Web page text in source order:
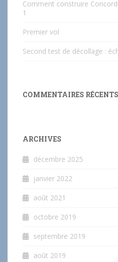
Comment construire
1
Premier vol
Second test de décollage :
COMMENTAIRES RÉCENTS
ARCHIVES
décembre 2025
janvier 2022
août 2021
octobre 2019
septembre 2019
août 2019